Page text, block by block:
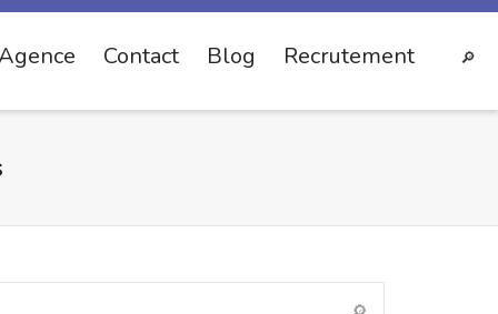
Contact Blog Recrutement